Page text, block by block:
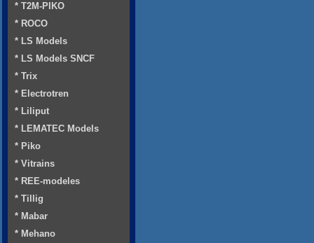
* T2M-PIKO
* ROCO
* LS Models
* LS Models SNCF
* Trix
* Electrotren
* Liliput
* LEMATEC Models
* Piko
* Vitrains
* REE-modeles
* Tillig
* Mabar
* Mehano